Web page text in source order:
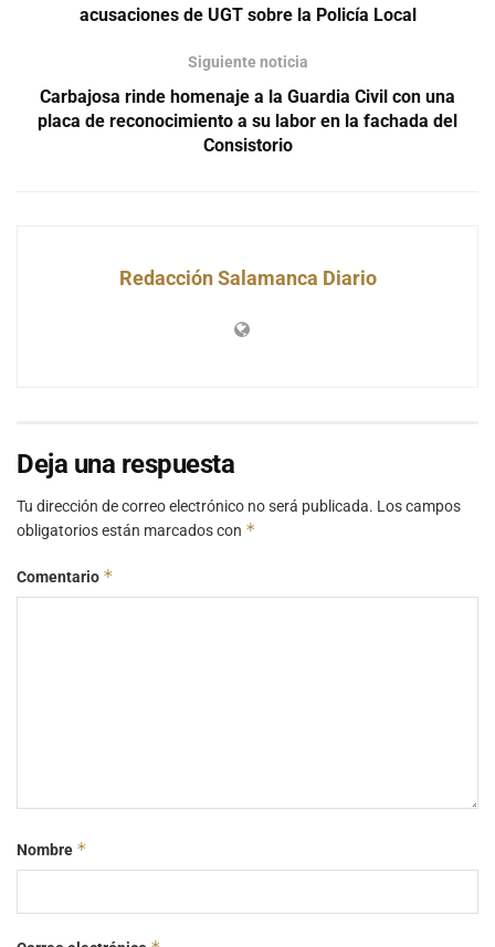
acusaciones de UGT sobre la Policía Local
Siguiente noticia
Carbajosa rinde homenaje a la Guardia Civil con una
placa de reconocimiento a su labor en la fachada del
Consistorio
Redacción Salamanca Diario
Deja una respuesta
Tu dirección de correo electrónico no será publicada. Los campos
obligatorios están marcados con *
Comentario *
Nombre *